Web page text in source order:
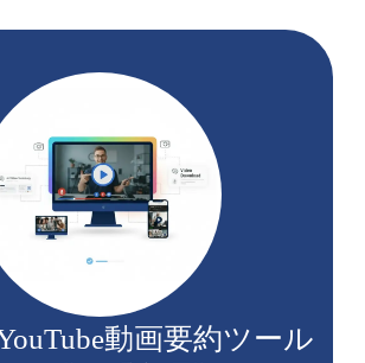
動画要約ツール